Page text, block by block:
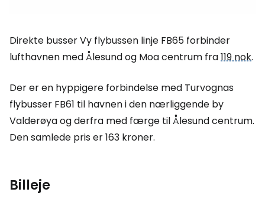
Direkte busser Vy flybussen linje FB65 forbinder
lufthavnen med Ålesund og Moa centrum fra119 nok.
Der er en hyppigere forbindelse med Turvognas
flybusser FB61 til havnen i den nærliggende by
Valderøya og derfra med færge til Ålesund centrum.
Den samlede pris er 163 kroner.
Billeje